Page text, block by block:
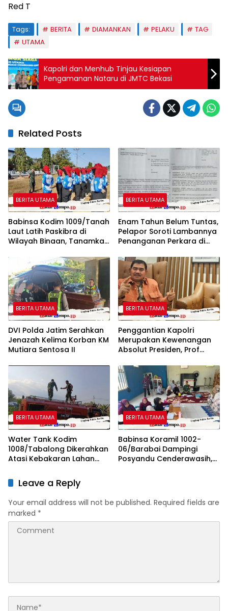
Red T
Tags: BERITA DIAMANKAN PELAKU
TAG
UTAMA
Kapolri dan Menhub Tinjau Kesiapan
Pengamanan Nataru di JMTC Bekasi
Related Posts
BERITA UTAMA
Babinsa Kodim 1009/Tanah
Laut Latih Paskibra di
Wilayah Binaan, Tanamkan
Nasionalisme
BERITA UTAMA
Enam Tahun Belum Tuntas,
Pelapor Soroti Lambannya
Penanganan Perkara di
BERITA UTAMA
DVI Polda Jatim Serahkan
Jenazah Kelima Korban KM
Mutiara Sentosa II
BERITA UTAMA
Penggantian Kapolri
Merupakan Kewenangan
Absolut Presiden, Prof
Pemberantasan Korupsi
Justru Melemah
BERITA UTAMA
Water Tank Kodim
1008/Tabalong Dikerahkan
Atasi Kebakaran Lahan
BERITA UTAMA
Babinsa Koramil 1002-
06/Barabai Dampingi
Posyandu Cenderawasih,
Leave a Reply
Your email address will not be published. Required fields are
marked *